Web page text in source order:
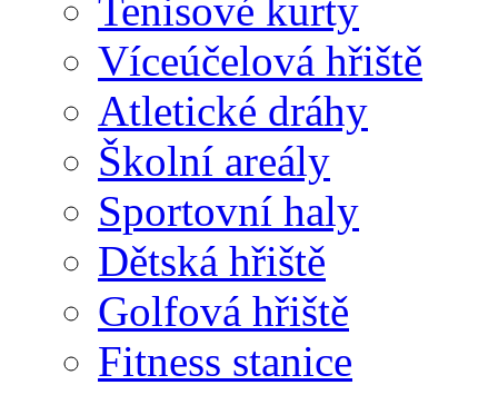
Tenisové kurty
Víceúčelová hřiště
Atletické dráhy
Školní areály
Sportovní haly
Dětská hřiště
Golfová hřiště
Fitness stanice